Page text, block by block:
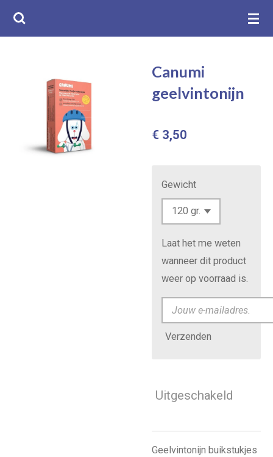
Ga
hoofdinhoud
Canumi
geelvintonijn
€ 3,50
Gewicht
Laat het me weten
wanneer dit product
weer op voorraad is.
Verzenden
Uitgeschakeld
Geelvintonijn buikstukjes